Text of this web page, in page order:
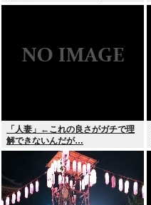
「人妻」←これの良さがガチで理
解できないんだが…